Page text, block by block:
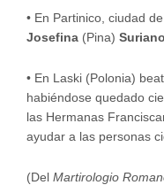
• En Partinico, ciudad
Josefina (Pina) Suriano
• En Laski (Polonia)
habiéndose quedado
las Hermanas
ayudar a las personas
(Del Martirologio